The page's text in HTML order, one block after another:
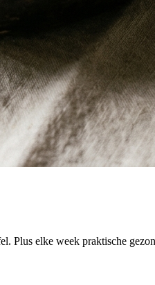
Plus elke week praktische